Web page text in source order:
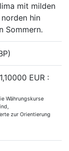
mit milden
hin
Sommern.
EUR :
Währungskurse
zur Orientierung